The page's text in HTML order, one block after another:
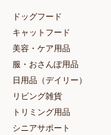
ドッグフード
キャットフード
美容・ケア用品
服・おさんぽ用品
日用品（デイリー）
リビング雑貨
トリミング用品
シニアサポート